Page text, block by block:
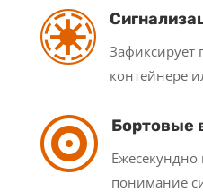

Зафиксирует
контейнере
 Бортовые
Ежесекундно
понимание